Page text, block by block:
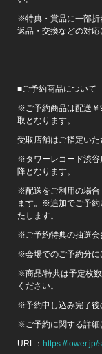
※特典・賞品に一部折
返品・交換などの対応
■ご予約商品について
※ご予約商品は配送￥
取となります。
受取店舗はご指定い
※タワーレコード渋谷
降となります。
※配送をご利用の場合
ます。※追加でご予約
たします。
※ご予約特典の抽選会
※会場でのご予約分に
※商品/特典は予定枚
ください。
※予約申し込み完了後
※ご予約に関する詳細
URL： https://tower.jp/